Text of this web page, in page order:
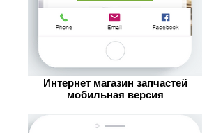
Интернет магазин запчастей
мобильная версия